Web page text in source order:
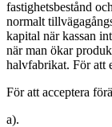
fastighetsbestånd
normalt
kapital när kassan
när man ökar
halvfabrikat. För att
För att acceptera
a).